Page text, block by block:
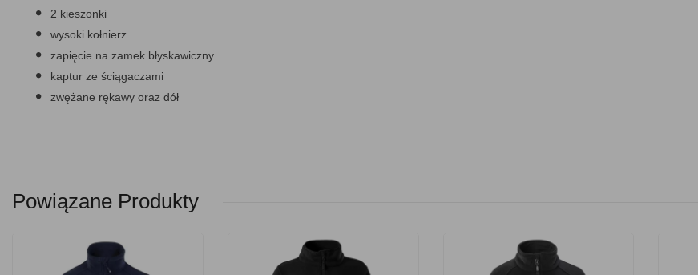
2 kieszonki
wysoki kołnierz
zapięcie na zamek błyskawiczny
kaptur ze ściągaczami
zwężane rękawy oraz dół
Powiązane Produkty